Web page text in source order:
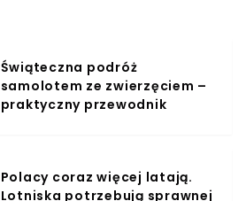
Świąteczna podróż
samolotem ze zwierzęciem –
praktyczny przewodnik
Polacy coraz więcej latają.
Lotniska potrzebują sprawnej